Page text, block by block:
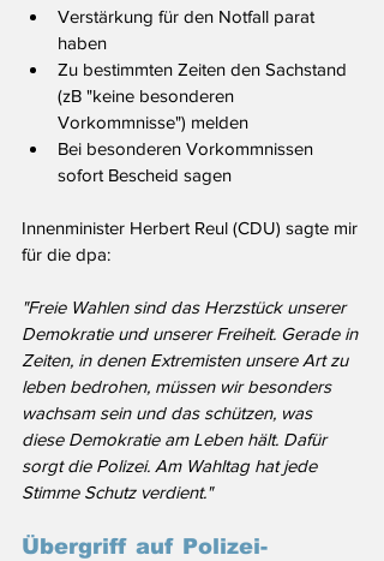
Verstärkung für den Notfall parat
haben
Zu bestimmten Zeiten den Sachstand
(zB "keine besonderen
Vorkommnisse") melden
Bei besonderen Vorkommnissen
sofort Bescheid sagen
Innenminister Herbert Reul (CDU) sagte mir
für die dpa:
"Freie Wahlen sind das Herzstück unserer
Demokratie und unserer Freiheit. Gerade in
Zeiten, in denen Extremisten unsere Art zu
leben bedrohen, müssen wir besonders
wachsam sein und das schützen, was
diese Demokratie am Leben hält. Dafür
sorgt die Polizei. Am Wahltag hat jede
Stimme Schutz verdient."
Übergriff auf Polizei-